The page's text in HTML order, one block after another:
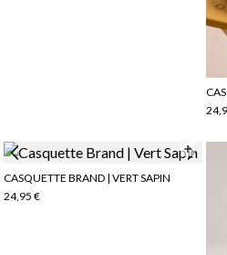
CASQUETTE BRAND | VERT SAPIN
24,95 €